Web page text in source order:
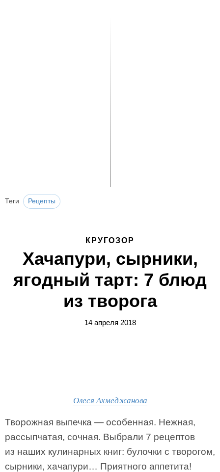
Теги Рецепты
КРУГОЗОР
Хачапури, сырники,
ягодный тарт: 7 блюд
из творога
14 апреля 2018
Олеся Ахмеджанова
Творожная выпечка — особенная. Нежная,
рассыпчатая, сочная. Выбрали 7 рецептов
из наших кулинарных книг: булочки с творогом,
сырники, хачапури… Приятного аппетита!